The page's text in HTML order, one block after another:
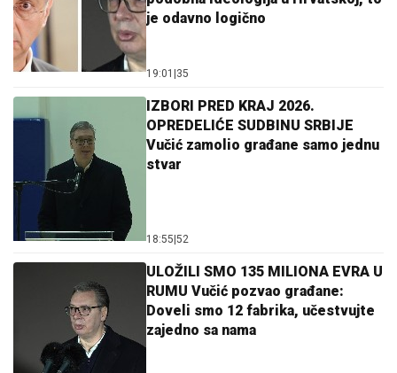
je odavno logično
19:01 35
IZBORI PRED KRAJ 2026.
OPREDELIĆE SUDBINU SRBIJE
Vučić zamolio građane samo jednu
stvar
18:55 52
ULOŽILI SMO 135 MILIONA EVRA U
RUMU Vučić pozvao građane:
Doveli smo 12 fabrika, učestvujte
zajedno sa nama